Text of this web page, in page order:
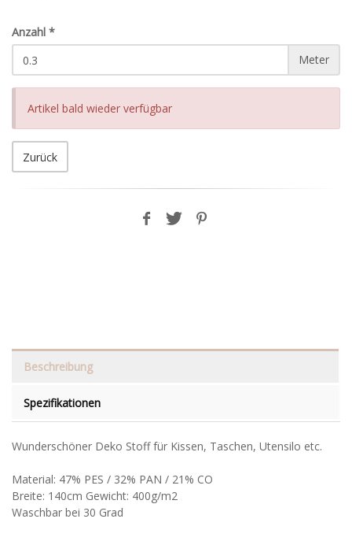
Anzahl *
Meter
Artikel bald wieder verfügbar
Zurück
Beschreibung
Spezifikationen
Wunderschöner Deko Stoff für Kissen, Taschen, Utensilo etc.
Material: 47% PES / 32% PAN / 21% CO
Breite: 140cm Gewicht: 400g/m2
Waschbar bei 30 Grad